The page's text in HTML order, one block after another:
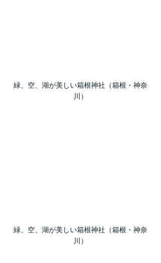
緑、空、湖が美しい箱根神社（箱根・神奈
川）
緑、空、湖が美しい箱根神社（箱根・神奈
川）